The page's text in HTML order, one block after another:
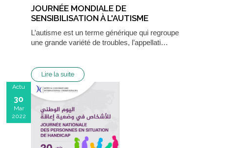
JOURNÉE MONDIALE DE
SENSIBILISATION À L'AUTISME
L’autisme est un terme générique qui regroupe
une grande variété de troubles, l’appellati…
Lire la suite
Actu
30
Mar
2022